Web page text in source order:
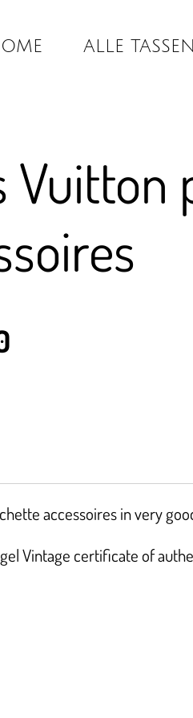
ALLE TASSEN
Vuitton
accessoires in very
Vintage certificate of